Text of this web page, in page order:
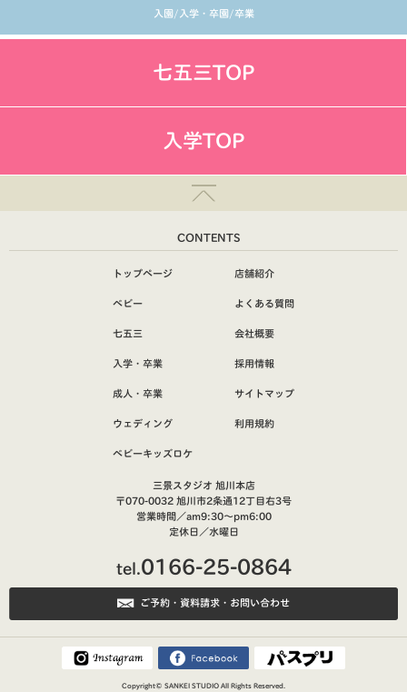
入園/入学・卒園/卒業
七五三TOP
入学TOP
CONTENTS
トップページ
ベビー
七五三
入学・卒業
成人・卒業
ウェディング
ベビーキッズロケ
店舗紹介
よくある質問
会社概要
採用情報
サイトマップ
利用規約
三景スタジオ 旭川本店
〒070-0032 旭川市2条通12丁目右3号
営業時間／am9:30～pm6:00
定休日／水曜日
tel.0166-25-0864
ご予約・資料請求・お問い合わせ
Copyright© SANKEI STUDIO All Rights Reserved.